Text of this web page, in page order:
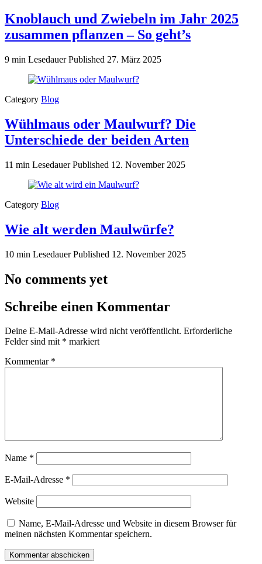
Knoblauch und Zwiebeln im Jahr 2025
zusammen pflanzen – So geht’s
9 min LesedauerPublished 27. März 2025
Category Blog
Wühlmaus oder Maulwurf? Die
Unterschiede der beiden Arten
11 min LesedauerPublished 12. November 2025
Category Blog
Wie alt werden Maulwürfe?
10 min LesedauerPublished 12. November 2025
No comments yet
Schreibe einen Kommentar
Deine E-Mail-Adresse wird nicht veröffentlicht. Erforderliche
Felder sind mit * markiert
Kommentar *
Name *
E-Mail-Adresse *
Website
Name, E-Mail-Adresse und Website in diesem Browser für
meinen nächsten Kommentar speichern.